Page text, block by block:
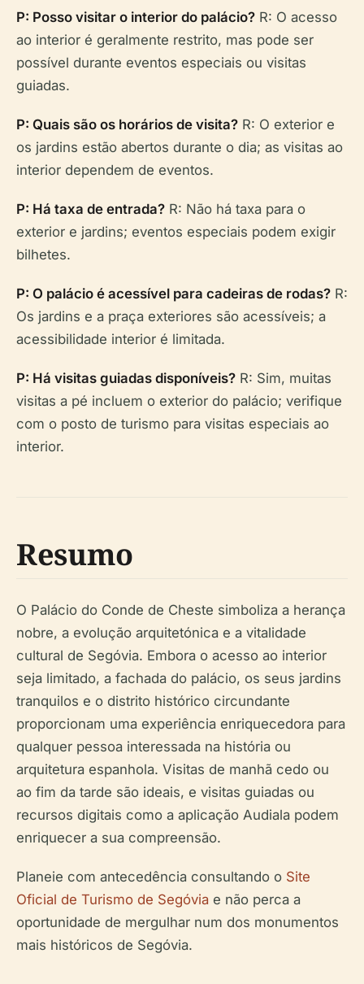
P: Posso visitar o interior do palácio? R: O acesso
ao interior é geralmente restrito, mas pode ser
possível durante eventos especiais ou visitas
guiadas.
P: Quais são os horários de visita? R: O exterior e
os jardins estão abertos durante o dia; as visitas ao
interior dependem de eventos.
P: Há taxa de entrada? R: Não há taxa para o
exterior e jardins; eventos especiais podem exigir
bilhetes.
P: O palácio é acessível para cadeiras de rodas? R:
Os jardins e a praça exteriores são acessíveis; a
acessibilidade interior é limitada.
P: Há visitas guiadas disponíveis? R: Sim, muitas
visitas a pé incluem o exterior do palácio; verifique
com o posto de turismo para visitas especiais ao
interior.
Resumo
O Palácio do Conde de Cheste simboliza a herança
nobre, a evolução arquitetónica e a vitalidade
cultural de Segóvia. Embora o acesso ao interior
seja limitado, a fachada do palácio, os seus jardins
tranquilos e o distrito histórico circundante
proporcionam uma experiência enriquecedora para
qualquer pessoa interessada na história ou
arquitetura espanhola. Visitas de manhã cedo ou
ao fim da tarde são ideais, e visitas guiadas ou
recursos digitais como a aplicação Audiala podem
enriquecer a sua compreensão.
Planeie com antecedência consultando o Site
Oficial de Turismo de Segóvia e não perca a
oportunidade de mergulhar num dos monumentos
mais históricos de Segóvia.